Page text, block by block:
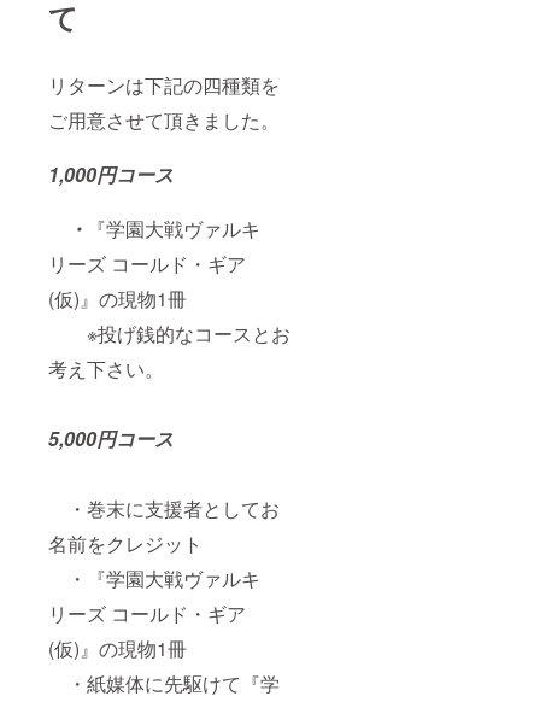
て
リターンは下記の四種類を
ご用意させて頂きました。
1,000円コース
・ 『学園大戦ヴァルキ
リーズ コールド・ギア
(仮)』の現物1冊
※投げ銭的なコースとお
考え下さい。
5,000円コース
・巻末に支援者としてお
名前をクレジット
・『学園大戦ヴァルキ
リーズ コールド・ギア
(仮)』の現物1冊
・紙媒体に先駆けて『学